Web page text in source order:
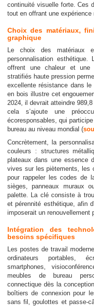
continuité visuelle forte. Ces
tout en offrant une expérience
Choix des matériaux,
graphique
Le choix des
personnalisation
offrent une chaleur et une
stratifiés haute pression
excellente résistance dans
en bois illustre cet
2024, il devrait atteindre
cela s’ajoute une
écoresponsables, qui
bureau au niveau mondial (
Concrètement, la
couleurs : structures
plateaux dans une essence
vives sur les piètements, les
pour rappeler les codes de
sièges, panneaux muraux
palette. La clé consiste à
et pérennité esthétique, afin
imposerait un renouvellement
Intégration des
besoins spécifiques
Les postes de travail
ordinateurs portables,
smartphones,
meubles de bureau
connectique dès la
boîtiers de connexion pour
sans fil, goulottes et passe-